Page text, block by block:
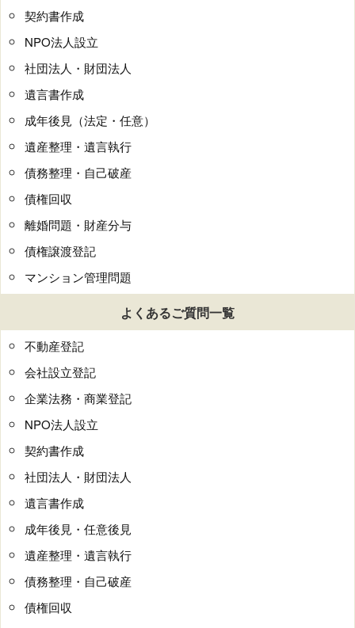
契約書作成
NPO法人設立
社団法人・財団法人
遺言書作成
成年後見（法定・任意）
遺産整理・遺言執行
債務整理・自己破産
債権回収
離婚問題・財産分与
債権譲渡登記
マンション管理問題
よくあるご質問一覧
不動産登記
会社設立登記
企業法務・商業登記
NPO法人設立
契約書作成
社団法人・財団法人
遺言書作成
成年後見・任意後見
遺産整理・遺言執行
債務整理・自己破産
債権回収